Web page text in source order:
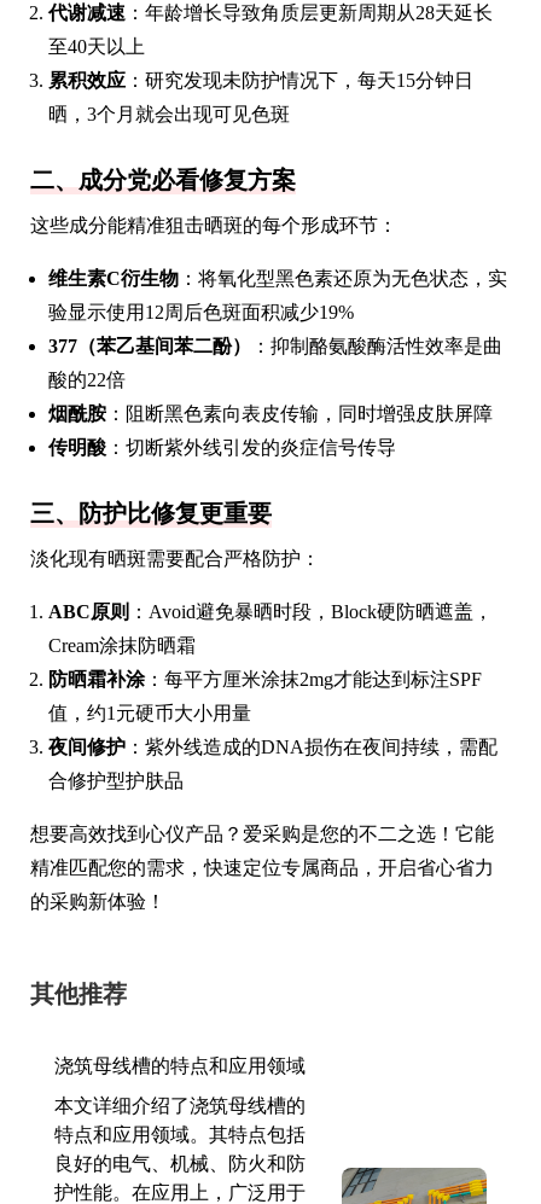
代谢减速 ：年龄增长导致角质层更新周期从28天延长
至40天以上
累积效应 ：研究发现未防护情况下，每天15分钟日
晒，3个月就会出现可见色斑
二、成分党必看修复方案
这些成分能精准狙击晒斑的每个形成环节：
维生素C衍生物 ：将氧化型黑色素还原为无色状态，实
验显示使用12周后色斑面积减少19%
377（苯乙基间苯二酚）
：抑制酪氨酸酶活性效率是曲
酸的22倍
烟酰胺 ：阻断黑色素向表皮传输，同时增强皮肤屏障
传明酸 ：切断紫外线引发的炎症信号传导
三、防护比修复更重要
淡化现有晒斑需要配合严格防护：
ABC原则 ：Avoid避免暴晒时段，Block硬防晒遮盖，
Cream涂抹防晒霜
防晒霜补涂：每平方厘米涂抹2mg才能达到标注SPF
值，约1元硬币大小用量
夜间修护 ：紫外线造成的DNA损伤在夜间持续，需配
合修护型护肤品
想要高效找到心仪产品？爱采购是您的不二之选！它能
精准匹配您的需求，快速定位专属商品，开启省心省力
的采购新体验！
其他推荐
浇筑母线槽的特点和应用领域
本文详细介绍了浇筑母线槽的
特点和应用领域。其特点包括
良好的电气、机械、防火和防
护性能。在应用上，广泛用于